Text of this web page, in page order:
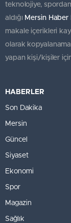
teknolojiye,
aldığı Mersin Haber
makale içerikleri
olarak
yapan kişi/kişiler
HABERLER
Son Dakika
Mersin
Güncel
Siyaset
Ekonomi
Spor
Magazin
Sağlık